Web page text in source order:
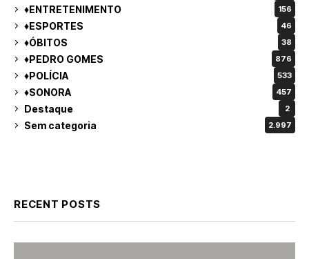
♦ENTRETENIMENTO 156
♦ESPORTES 46
♦ÓBITOS 38
♦PEDRO GOMES 876
♦POLÍCIA 533
♦SONORA 457
Destaque 2
Sem categoria 2.997
RECENT POSTS